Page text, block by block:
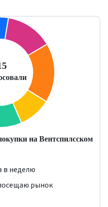
на Вентспилсском
в неделю
рынок